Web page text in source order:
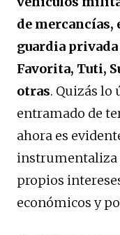
de mercancías,
guardia privada
Favorita, Tuti,
otras. Quizás lo
entramado de
ahora es
instrumentaliza
propios
económicos y